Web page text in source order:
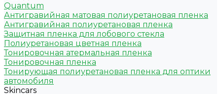
Quantum
Антигравийная матовая полиуретановая пленка
Антигравийная полиуретановая пленка
Защитная пленка для лобового стекла
Полиуретановая цветная пленка
Тонировочная атермальная пленка
Тонировочная пленка
Тонирующая полиуретановая пленка для оптики
автомобиля
Skincars